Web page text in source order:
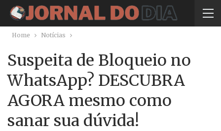
Home Notícias
Suspeita de Bloqueio no
WhatsApp? DESCUBRA
AGORA mesmo como
sanar sua dúvida!